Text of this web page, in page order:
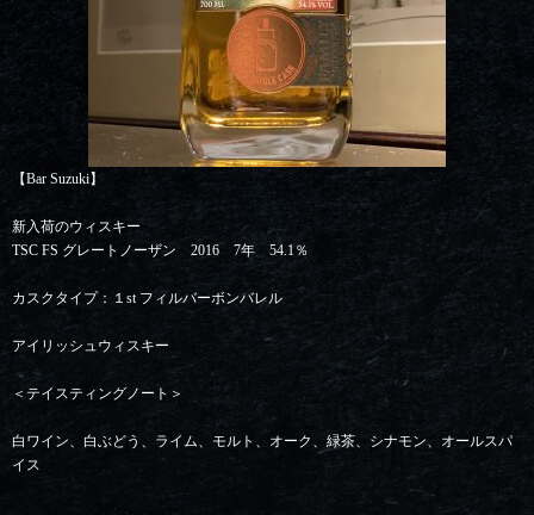
【Bar Suzuki】
新入荷のウィスキー
TSC FS グレートノーザン 2016 7年 54.1％
カスクタイプ：１st フィルバーボンバレル
アイリッシュウィスキー
＜テイスティングノート＞
白ワイン、白ぶどう、ライム、モルト、オーク、緑茶、シナモン、オールスパ
イス